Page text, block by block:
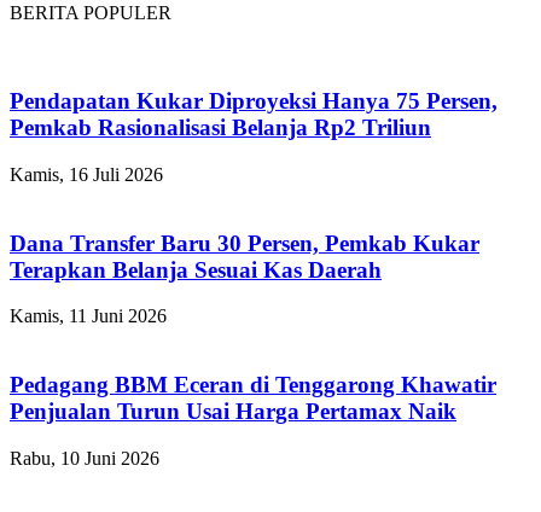
BERITA POPULER
Pendapatan Kukar Diproyeksi Hanya 75 Persen,
Pemkab Rasionalisasi Belanja Rp2 Triliun
Kamis, 16 Juli 2026
Dana Transfer Baru 30 Persen, Pemkab Kukar
Terapkan Belanja Sesuai Kas Daerah
Kamis, 11 Juni 2026
Pedagang BBM Eceran di Tenggarong Khawatir
Penjualan Turun Usai Harga Pertamax Naik
Rabu, 10 Juni 2026